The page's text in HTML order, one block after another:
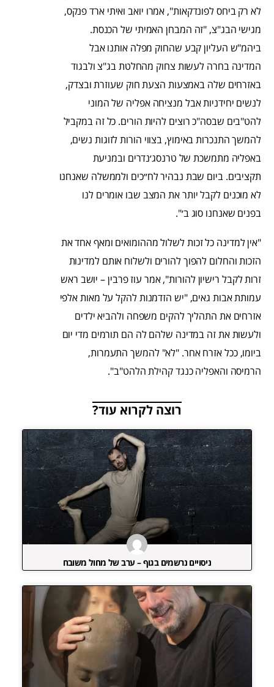
לא רק ביחס לפונדקאות", אמרו יואב ואיתי ארד פנקס,
מגישי הבג"צ, "זה המבחן האמיתי של הכנסת.
ביהמ"ש העליון קבע שהחוק מפלה אותנו אבל
המדינה בחרה לעשות צחוק מהחלטת בג"צ ולבגוד
באזרחים שלה באמצעות הצעת חוק שעוזרת ובצדק,
לנשים יחידניות אבל מנציחה אפליה של המוני
להט"בים שבסה"כ רוצים להיות הורים. כל זה במקביל
להמשך התנכרות באימוץ, בצווי הורות לזוגות נשים,
באפליה מתמשכת של טרנסג׳נדרים ובמניעת
תקציבים. ביום שבת נבהיר לח״כים ולממשלה שאנחנו
לא מוכנים לקבל יותר את המצב שבו אומרים לנו
בפנים שאנחנו סוג ב׳".
"אין למדינה כל זכות לשלול מההומואים ומאף אחד את
הזכות והחלום להפוך להורים ולשלוח אותם למדינות
זרות לקבל רישיון להורות", אמר עוז פרבין – יושב ראש
עמותת אבות גאים, "יש הזדמנות להקל על מאות אלפי
אזרחים את התהליך להקים משפחה ולהביא ילדים
ולעשות את זה במדינה שלהם לה הם תורמים מדי יום
ביומו, ככל אזרח אחר. "לא" להמשך התעמרות,
הרמיסה והאפליה כנגד קהילת הלהט"ב".
רוצה לקרוא עוד?
ניסויים נרשמים בגוף – ערב של מחול משובח